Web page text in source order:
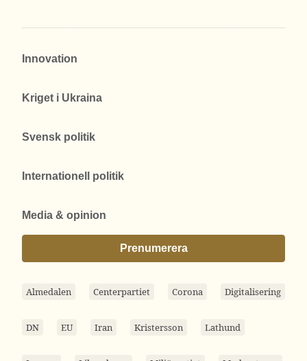
Innovation
Kriget i Ukraina
Svensk politik
Internationell politik
Media & opinion
Prenumerera
Almedalen Centerpartiet Corona Digitalisering
DN EU Iran Kristersson Lathund